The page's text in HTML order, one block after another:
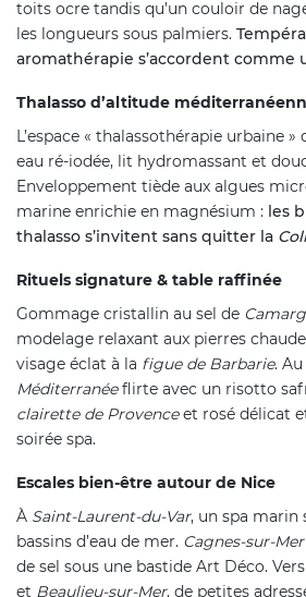
toits ocre tandis qu’un couloir de
les longueurs sous palmiers.
aromathérapie s’accordent comme
Thalasso d’altitude
L’espace « thalassothérapie urbaine
eau ré-iodée, lit hydromassant et
Enveloppement tiède aux algues
marine enrichie en magnésium : les
thalasso s’invitent sans quitter la
Rituels signature & table raffinée
Gommage cristallin au sel de
modelage relaxant aux pierres
visage éclat à la figue de Barbarie.
Méditerranéeflirte avec un risotto
clairette de Provenceet rosé délicat
soirée spa.
Escales bien-être autour de Nice
À Saint-Laurent-du-Var, un spa marin
bassins d’eau de mer. Cagnes-sur-Mer
de sel sous une bastide Art Déco. Vers
et Beaulieu-sur-Mer, de petites